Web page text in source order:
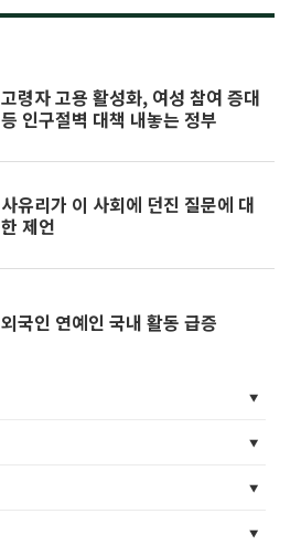
고령자 고용 활성화, 여성 참여 증대
등 인구절벽 대책 내놓는 정부
사유리가 이 사회에 던진 질문에 대
한 제언
외국인 연예인 국내 활동 급증